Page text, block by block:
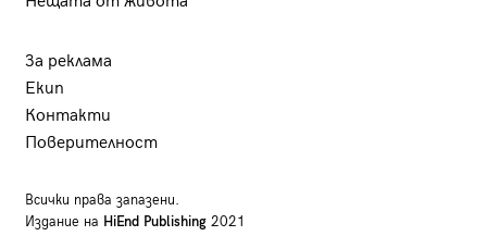
За реклама
Екип
Контакти
Поверителност
Всички права запазени.
Издание на HiEnd Publishing2021